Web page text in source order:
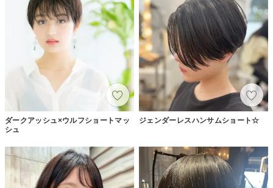
ダークアッシュ×ウルフショートマッ
シュ
ジェンダーレスハンサムショート☆